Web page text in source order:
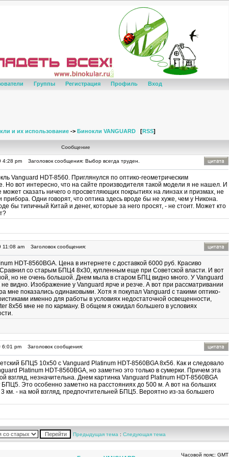
Группы Регистрация Профиль Вход
и их использование -> Бинокли VANGUARD [RSS]
Сообщение
4:28 pm Заголовок сообщения: Выбор всегда труден.
Vanguard HDT-8560. Приглянулся по оптико-геометрическим
Но вот интересно, что на сайте производителя такой модели я не нашел. И
может сказать ничего о просветляющих покрытиях на линзах и призмах, не
прибора. Одни говорят, что оптика здесь вроде бы не хуже, чем у Никона.
бы типичный Китай и денег, которые за него просят, - не стоит. Может кто
11:08 am Заголовок сообщения:
HDT-8560BGA. Цена в интернете с доставкой 6000 руб. Красиво
Сравнил со старым БПЦ4 8х30, купленным еще при Советской власти. И вот
но не очень большой. Днем мыла в старом БПЦ видно много. У Vanguard
видно. Изображение у Vanguard ярче и резче. А вот при рассматривании
мне показались одинаковыми. Хотя я покупал Vanguard с такими оптико-
именно для работы в условиях недостаточной освещенности,
8x56 мне не по карману. В общем я ожидал большего в условиях
6:01 pm Заголовок сообщения:
БПЦ5 10х50 с Vanguard Platinum HDT-8560BGA 8х56. Как и следовало
Platinum HDT-8560BGA, но заметно это только в сумерки. Причем эта
взгляд, незначительна. Днем картинка Vanguard Platinum HDT-8560BGA
БПЦ5. Это особенно заметно на расстояниях до 500 м. А вот на больших
км. - на мой взгляд, предпочтительней БПЦ5. Вероятно из-за большего
Предыдущая тема : Следующая тема
Часовой пояс: GMT